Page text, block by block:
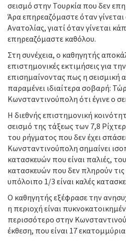
σεισμό στην Τουρκία που δεν
Άρα επηρεαζόμαστε όταν
Ανατολίας, γιατί όταν γίνεται
επηρεαζόμαστε καθόλου.
Στη συνέχεια, ο καθηγητής
επιστημονικές εκτιμήσεις για
επισημαίνοντας πως η σεισμική
παραμένει ιδιαίτερα σοβαρή:
Κωνσταντινούπολη ότι έγινε ο
Η διεθνής επιστημονική
σεισμό της τάξεως των 7,8
του ρήγματος που δεν έχει
Κωνσταντινούπολη σημαίνει
κατασκευών που είναι παλιές,
κατασκευών που δεν πληρούν
υπόλοιπο 1/3 είναι καλές
Ο καθηγητής εξέφρασε την
η περιοχή είναι
περισσότερο στην
έκθεση, που είναι 17